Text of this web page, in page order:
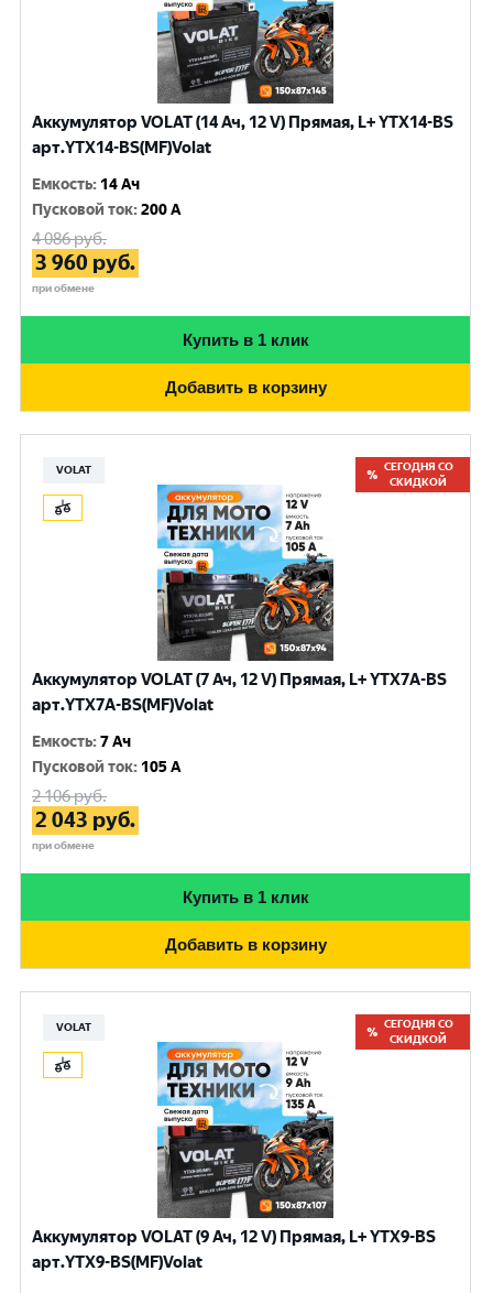
Аккумулятор VOLAT (14 Ач, 12 V) Прямая, L+ YTX14-BS
арт.YTX14-BS(MF)Volat
Емкость: 14 Ач
Пусковой ток:200 A
4 086руб.
3 960 руб.
при обмене
Купить в 1 клик
Добавить в корзину
VOLAT
СЕГОДНЯ СО
СКИДКОЙ
Аккумулятор VOLAT (7 Ач, 12 V) Прямая, L+ YTX7A-BS
арт.YTX7A-BS(MF)Volat
Емкость:7 Ач
Пусковой ток: 105 A
2 106руб.
2 043 руб.
при обмене
Купить в 1 клик
Добавить в корзину
VOLAT
СЕГОДНЯ СО
СКИДКОЙ
Аккумулятор VOLAT (9 Ач, 12 V) Прямая, L+ YTX9-BS
арт.YTX9-BS(MF)Volat